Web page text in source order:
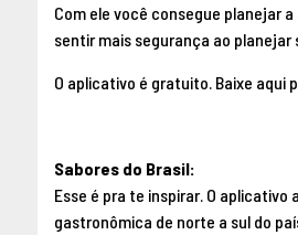
Com ele você consegue planejar
sentir mais segurança ao planejar
O aplicativo é gratuito. Baixe aqui
Sabores do Brasil:
Esse é pra te inspirar. O
gastronômica de norte a sul do